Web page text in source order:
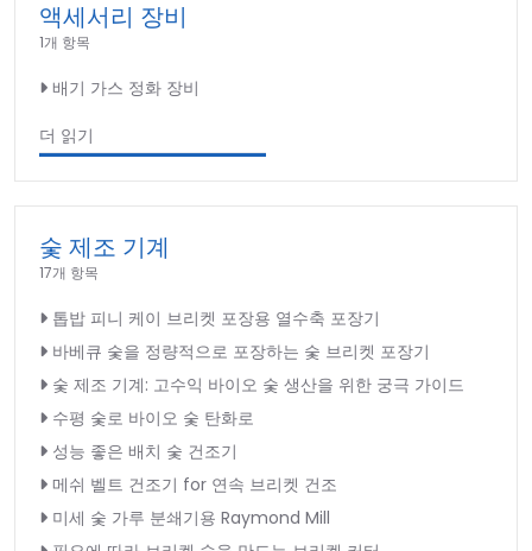
액세서리 장비
1개 항목
배기 가스 정화 장비
더 읽기
숯 제조 기계
17개 항목
톱밥 피니 케이 브리켓 포장용 열수축 포장기
바베큐 숯을 정량적으로 포장하는 숯 브리켓 포장기
숯 제조 기계: 고수익 바이오 숯 생산을 위한 궁극 가이드
수평 숯로 바이오 숯 탄화로
성능 좋은 배치 숯 건조기
메쉬 벨트 건조기 for 연속 브리켓 건조
미세 숯 가루 분쇄기용 Raymond Mill